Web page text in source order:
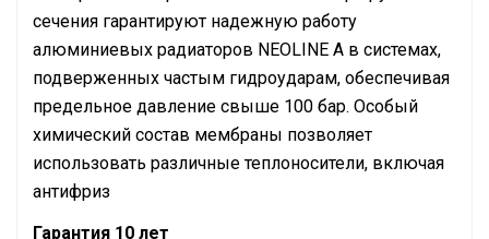
сечения гарантируют надежную работу
алюминиевых радиаторов NEOLINE A в системах,
подверженных частым гидроударам, обеспечивая
предельное давление свыше 100 бар. Особый
химический состав мембраны позволяет
использовать различные теплоносители, включая
антифриз
Гарантия 10 лет